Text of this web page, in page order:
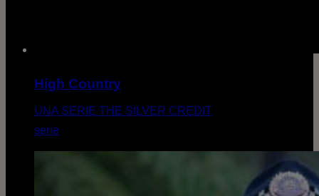
High Country
UNA SERIE THE SILVER CREDIT
serie